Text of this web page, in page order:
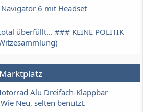
6 mit Headset
überfüllt... ### KEINE POLITIK
Alu Dreifach-Klappbar
Neu, selten benutzt.